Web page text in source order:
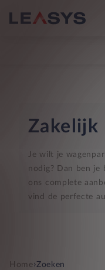
Zakelijk
Je wilt je
nodig? Dan ben je
ons complete
vind de perfecte
Home›Zoeken